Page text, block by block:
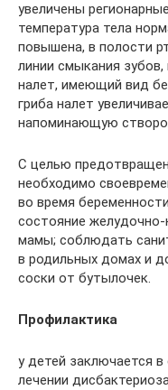
увеличены
температура тела
повышена, в полости
линии смыкания зубов,
налет, имеющий вид
гриба налет
напоминающую
С целью
необходимо
во время
состояние
мамы; соблюдать
в родильных домах и
соски от бутылочек.
Профилактика
у детей заключается
лечении